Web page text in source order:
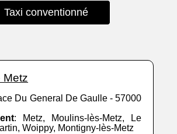
Taxi conventionné
Metz
Du General De Gaulle - 57000
: Metz, Moulins-lès-Metz, Le
Woippy, Montigny-lès-Metz